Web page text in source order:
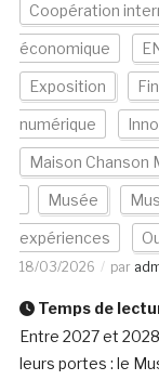
Coopération
économique
Exposition
numérique
Maison Chanson
Musée
expériences
18/03/2026 par
Temps de
Entre 2027 et
leurs portes : le